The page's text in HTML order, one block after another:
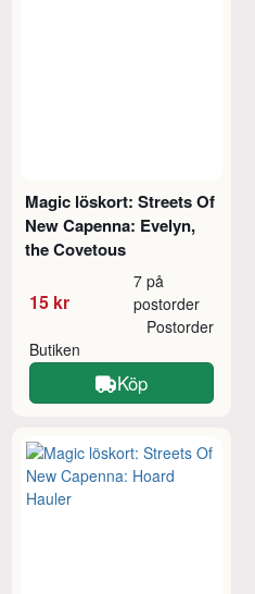
Magic löskort: Streets Of
New Capenna: Evelyn,
the Covetous
15 kr
7 på
postorder
Butiken
Postorder
Köp